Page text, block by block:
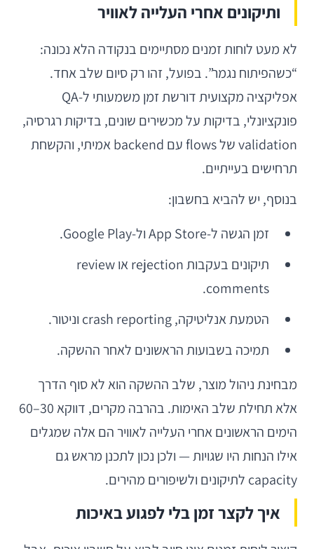
ותיקונים אחרי העלייה לאוויר
לא מעט לוחות זמנים מסתיימים בנקודה הלא נכונה:
“כשהפיתוח נגמר”. בפועל, זהו רק סיום שלב אחד.
אפליקציה מקצועית דורשת זמן משמעותי ל-QA
פונקציונלי, בדיקות על מכשירים שונים, בדיקות רגרסיה,
validation של flows עם backend אמיתי, והקשחת
תרחישים בעייתיים.
בנוסף, יש להביא בחשבון:
זמן הגשה ל-App Store ול-Google Play.
תיקונים בעקבות rejection או review
comments.
הטמעת אנליטיקה, crash reporting וניטור.
תמיכה בשבועות הראשונים לאחר ההשקה.
מבחינת ניהול מוצר, שלב ההשקה הוא לא סוף הדרך
אלא תחילת שלב האימות. בהרבה מקרים, דווקא 30–60
הימים הראשונים אחרי העלייה לאוויר הם אלה שמגלים
אילו הנחות היו שגויות — ולכן נכון לתכנן מראש גם
capacity לתיקונים ולשיפורים מהירים.
איך לקצר זמן בלי לפגוע באיכות